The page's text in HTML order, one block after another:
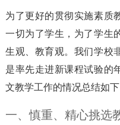
为了更好的贯彻实施素质
一切为了学生，为了学生
生观、教育观。我们学校
是率先走进新课程试验的
文教学工作的情况总结如下
一、慎重、精心挑选